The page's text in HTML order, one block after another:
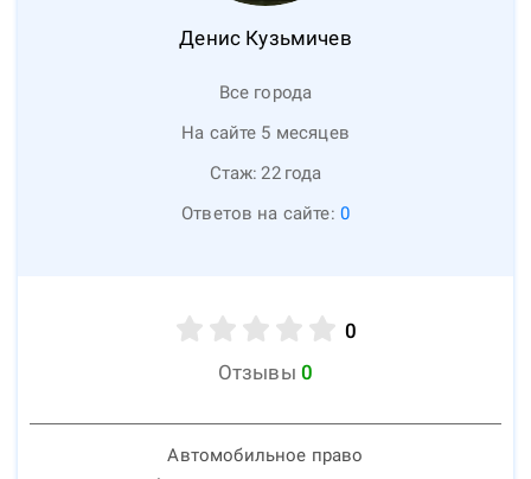
Денис Кузьмичев
Все города
На сайте 5 месяцев
Стаж: 22 года
Ответов на сайте: 0
0
Отзывы 0
Автомобильное право